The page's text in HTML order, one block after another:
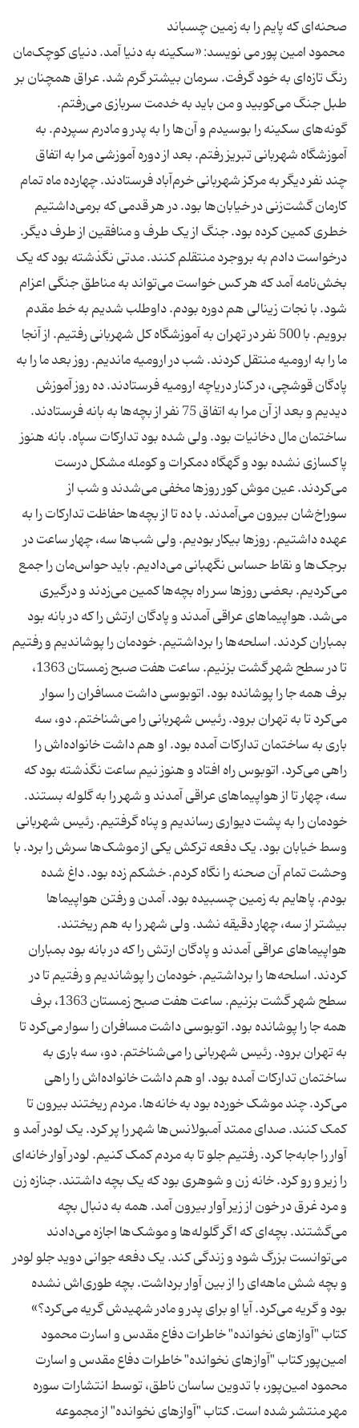
محمود امین پور می نویسد: «سکینه به دنیا آمد. دنیای کوچک‌مان
رنگ تازه‌ای به خود گرفت. سرمان بیشتر گرم شد. عراق همچنان بر
طبل جنگ می‌کوبید و من باید به خدمت سربازی می‌رفتم.
گونه‌های سکینه را بوسیدم و آن‌ها را به پدر و مادرم سپردم. به
آموزشگاه شهربانی تبریز رفتم. بعد از دوره آموزشی مرا به اتفاق
چند نفر دیگر به مرکز شهربانی خرم‌آباد فرستادند. چهارده ماه تمام
کارمان گشت‌زنی در خیابان‌ها بود. در هر قدمی که برمی‌داشتیم
خطری کمین کرده بود. جنگ از یک طرف و منافقین از طرف دیگر.
درخواست دادم به بروجرد منتقلم کنند. مدتی نگذشته بود که یک
بخش‌نامه آمد که هر کس خواست می‌تواند به مناطق جنگی اعزام
شود. با نجات زینالی هم دوره بودم. داوطلب شدیم به خط مقدم
برویم. با 500 نفر در تهران به آموزشگاه کل شهربانی رفتیم. از آنجا
ما را به ارومیه منتقل کردند. شب در ارومیه ماندیم. روز بعد ما را به
پادگان قوشچی، در کنار دریاچه ارومیه فرستادند. ده روز آموزش
دیدیم و بعد از آن مرا به اتفاق 75 نفر از بچه‌ها به بانه فرستادند.
ساختمان مال دخانیات بود. ولی شده بود تدارکات سپاه. بانه هنوز
پاکسازی نشده بود و گهگاه دمکرات و کومله مشکل درست
می‌کردند. عین موش کور روزها مخفی می‌شدند و شب از
سوراخ‌شان بیرون می‌آمدند. با ده تا از بچه‌ها حفاظت تدارکات را به
عهده داشتیم. روزها بیکار بودیم. ولی شب‌ها سه، چهار ساعت در
برجک‌ها و نقاط حساس نگهبانی می‌دادیم. باید حواس‌مان را جمع
می‌کردیم. بعضی روزها سر راه بچه‌ها کمین می‌زدند و درگیری
می‌شد. هواپیماهای عراقی آمدند و پادگان ارتش را که در بانه بود
بمباران کردند. اسلحه‌ها را برداشتیم. خودمان را پوشاندیم و رفتیم
تا در سطح شهر گشت بزنیم. ساعت هفت صبح زمستان 1363،
برف همه جا را پوشانده بود. اتوبوسی داشت مسافران را سوار
می‌کرد تا به تهران برود. رئیس شهربانی را می‌شناختم. دو، سه
باری به ساختمان تدارکات آمده بود. او هم داشت خانواده‌اش را
راهی می‌کرد. اتوبوس راه افتاد و هنوز نیم ساعت نگذشته بود که
سه، چهار تا از هواپیماهای عراقی آمدند و شهر را به گلوله بستند.
خودمان را به پشت دیواری رساندیم و پناه گرفتیم. رئیس شهربانی
وسط خیابان بود. یک دفعه ترکش یکی از موشک‌ها سرش را برد. با
وحشت تمام آن صحنه را نگاه کردم. خشکم زده بود. داغ شده
بودم. پاهایم به زمین چسبیده بود. آمدن و رفتن هواپیماها
بیشتر از سه، چهار دقیقه نشد. ولی شهر را به هم ریختند.
هواپیماهای عراقی آمدند و پادگان ارتش را که در بانه بود بمباران
کردند. اسلحه‌ها را برداشتیم. خودمان را پوشاندیم و رفتیم تا در
سطح شهر گشت بزنیم. ساعت هفت صبح زمستان 1363، برف
همه جا را پوشانده بود. اتوبوسی داشت مسافران را سوار می‌کرد تا
به تهران برود. رئیس شهربانی را می‌شناختم. دو، سه باری به
ساختمان تدارکات آمده بود. او هم داشت خانواده‌اش را راهی
می‌کرد. چند موشک خورده بود به خانه‌ها. مردم ریختند بیرون تا
کمک کنند. صدای ممتد آمبولانس‌ها شهر را پر کرد. یک لودر آمد و
آوار را جابه‌جا کرد. رفتیم جلو تا به مردم کمک کنیم. لودر آوار خانه‌ای
را زیر و رو کرد. خانه زن و شوهری بود که یک بچه داشتند. جنازه زن
و مرد غرق در خون از زیر آوار بیرون آمد. همه به دنبال بچه
می‌گشتند. بچه‌ای که اگر گلوله‌ها و موشک‌ها اجازه می‌دادند
می‌توانست بزرگ شود و زندگی کند. یک دفعه جوانی دوید جلو لودر
و بچه شش ماهه‌ای را از بین آوار برداشت. بچه طوری‌اش نشده
بود و گریه می‌کرد. آیا او برای پدر و مادر شهیدش گریه می‌کرد؟»
کتاب "آواز‌های نخوانده" خاطرات دفاع مقدس و اسارت محمود
امین‌پور کتاب "آواز‌های نخوانده" خاطرات دفاع مقدس و اسارت
محمود امین‌پور، با تدوین ساسان ناطق، توسط انتشارات سوره
مهر منتشر شده است. کتاب "آوازهای نخوانده" از مجموعه